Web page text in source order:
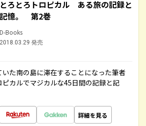
とろとろトロピカル ある旅の記録と
記憶。 第2巻
D-Books
2018.03.29 発売
た南の島に滞在することになった筆者
カルでマジカルな45日間の記録と記
詳細を見る